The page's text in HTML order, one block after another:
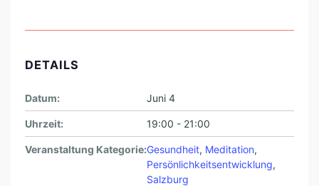
DETAILS
Datum: Juni 4
Uhrzeit: 19:00 - 21:00
Veranstaltung Kategorie:Gesundheit, Meditation,
Persönlichkeitsentwicklung,
Salzburg